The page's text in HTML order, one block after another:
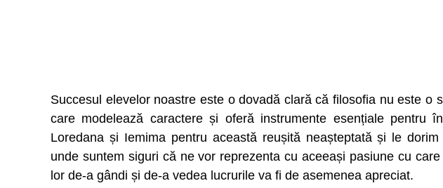
Succesul elevelor noastre este o dovadă clară că filosofia nu este o
care modelează caractere și oferă instrumente esențiale pentru
Loredana și Iemima pentru această reușită neașteptată și le
unde suntem siguri că ne vor reprezenta cu aceeași pasiune cu
lor de-a gândi și de-a vedea lucrurile va fi de asemenea apreciat.